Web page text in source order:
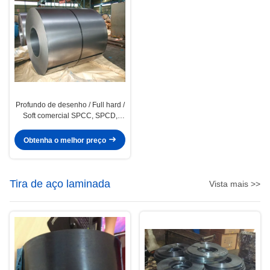
Profundo de desenho / Full hard /
Soft comercial SPCC, SPCD,
/ bobina
Obtenha o melhor preço
Tira de aço laminada Vista mais >>